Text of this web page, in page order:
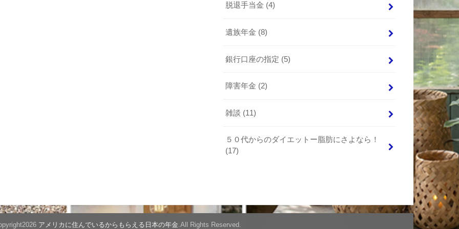
脱退手当金 (4)
遺族年金 (8)
銀行口座の指定 (5)
障害年金 (2)
雑談 (11)
５０代からのダイエットー脂肪にさよなら！
(17)
アメリカに住んでいるからもらえる日本の年金.All Rights Reserved.